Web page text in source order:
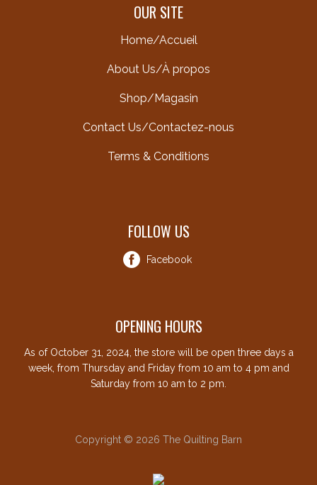
OUR SITE
Home/Accueil
About Us/À propos
Shop/Magasin
Contact Us/Contactez-nous
Terms & Conditions
FOLLOW US
Facebook
OPENING HOURS
As of October 31, 2024, the store will be open three days a
week, from Thursday and Friday from 10 am to 4 pm and
Saturday from 10 am to 2 pm.
Copyright © 2026 The Quilting Barn